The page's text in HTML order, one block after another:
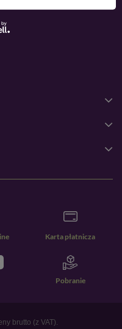
Karta płatnicza
Pobranie
brutto (z VAT).